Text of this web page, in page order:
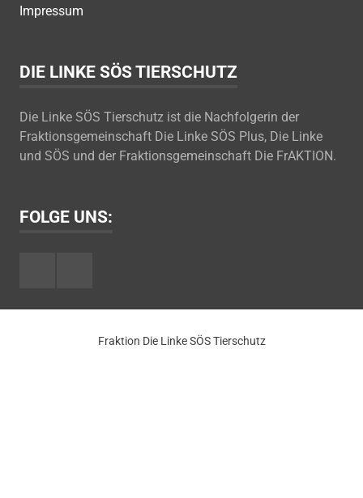
Impressum
DIE LINKE SÖS TIERSCHUTZ
Die Linke SÖS Tierschutz ist die Nachfolgerin der
Fraktionsgemeinschaft Die Linke SÖS Plus, Die Linke
und SÖS und der Fraktionsgemeinschaft Die FrAKTION.
FOLGE UNS:
Fraktion Die Linke SÖS Tierschutz